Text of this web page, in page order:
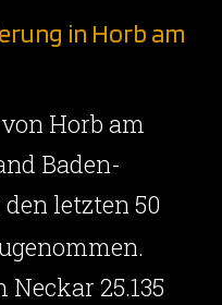
in Horb am
Horb am
Baden-
letzten 50
25.135